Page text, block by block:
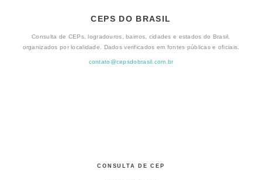
CEPS DO BRASIL
Consulta de CEPs, logradouros, bairros, cidades e estados do Brasil,
organizados por localidade. Dados verificados em fontes públicas e oficiais.
contato@cepsdobrasil.com.br
CONSULTA DE CEP